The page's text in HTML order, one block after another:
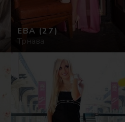
ЕВА (27)
Трнава